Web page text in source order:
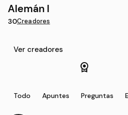
Alemán I
30Creadores
Ver creadores
license
Todo Apuntes Preguntas